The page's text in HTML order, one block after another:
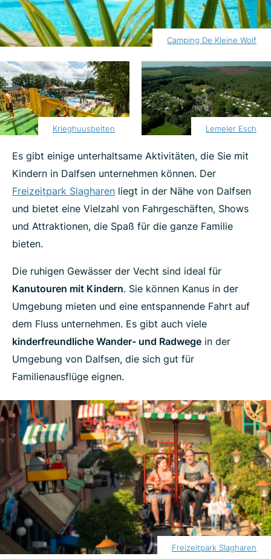
Camping De Kleine Wolf
Krieghuusbelten Lemeler Esch
Es gibt einige unterhaltsame Aktivitäten, die Sie mit
Kindern in Dalfsen unternehmen können. Der
Freizeitpark Slagharen liegt in der Nähe von Dalfsen
und bietet eine Vielzahl von Fahrgeschäften, Shows
und Attraktionen, die Spaß für die ganze Familie
bieten.
Die ruhigen Gewässer der Vecht sind ideal für
Kanutouren mit Kindern. Sie können Kanus in der
Umgebung mieten und eine entspannende Fahrt auf
dem Fluss unternehmen. Es gibt auch viele
kinderfreundliche Wander- und Radwege in der
Umgebung von Dalfsen, die sich gut für
Familienausflüge eignen.
Freizeitpark Slagharen